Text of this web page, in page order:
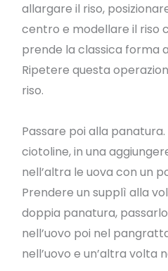
allargare il riso,
centro e modellare il riso
prende la classica forma
Ripetere questa
riso.
Passare poi alla
ciotoline, in una
nell’altra le uova con un
Prendere un supplì alla
doppia panatura,
nell’uovo poi nel
nell’uovo e un’altra volta